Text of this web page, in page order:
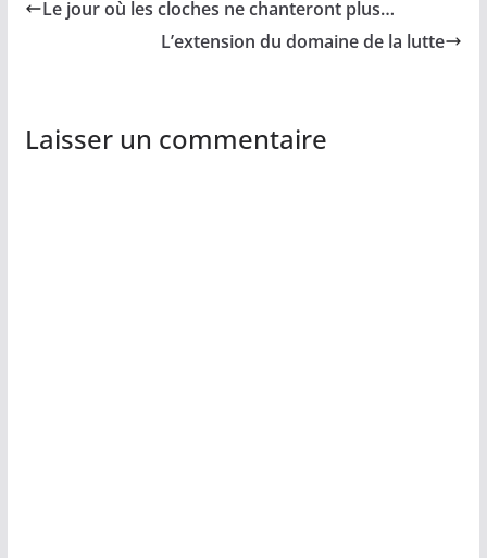
Le jour où les cloches ne chanteront plus…
L’extension du domaine de la lutte
Laisser un commentaire